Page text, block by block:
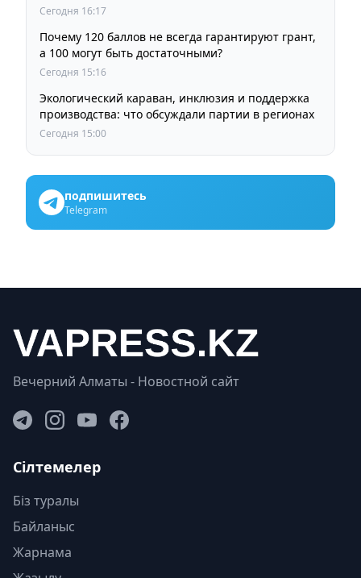
Сегодня 16:17
Почему 120 баллов не всегда гарантируют грант,
а 100 могут быть достаточными?
Сегодня 15:16
Экологический караван, инклюзия и поддержка
производства: что обсуждали партии в регионах
Сегодня 15:00
подпишитесь
Telegram
Вечерний Алматы - Новостной сайт
Сілтемелер
Біз туралы
Байланыс
Жарнама